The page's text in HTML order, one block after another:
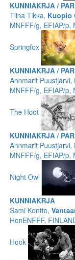
KUNNIAKRJA /
Tiina Tikka, Kuopio
MNFFF/g, EFIAP/p,
Springfox
KUNNIAKRJA /
Annmarit Puustjarvi,
MNFFF/g, EFIAP/p,
The Hoot
KUNNIAKRJA /
Annmarit Puustjarvi,
MNFFF/g, EFIAP/p,
Night Owl
KUNNIAKRJA
Sami Kontto,
HonENFFF,
Hook